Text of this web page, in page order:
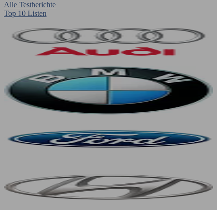
Alle Testberichte
Top 10 Listen